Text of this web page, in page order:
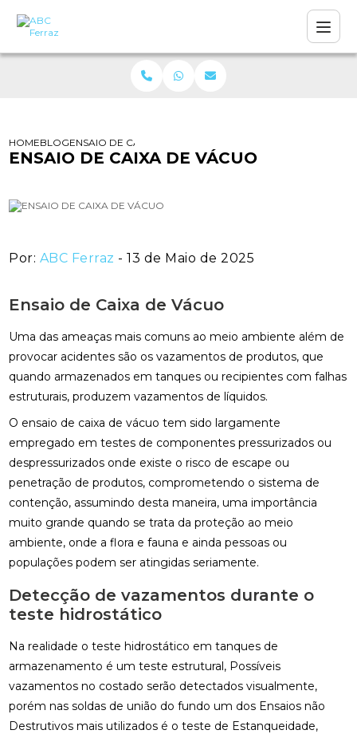
HOMEBLOGENSAIO DE CAIXA DE VÁCUO
ENSAIO DE CAIXA DE VÁCUO
Por: ABC Ferraz - 13 de Maio de 2025
Ensaio de Caixa de Vácuo
Uma das ameaças mais comuns ao meio ambiente além de
provocar acidentes são os vazamentos de produtos, que
quando armazenados em tanques ou recipientes com falhas
estruturais, produzem vazamentos de líquidos.
O ensaio de caixa de vácuo tem sido largamente
empregado em testes de componentes pressurizados ou
despressurizados onde existe o risco de escape ou
penetração de produtos, comprometendo o sistema de
contenção, assumindo desta maneira, uma importância
muito grande quando se trata da proteção ao meio
ambiente, onde a flora e fauna e ainda pessoas ou
populações podem ser atingidas seriamente.
Detecção de vazamentos durante o
teste hidrostático
Na realidade o teste hidrostático em tanques de
armazenamento é um teste estrutural, Possíveis
vazamentos no costado serão detectados visualmente,
porém nas soldas de união do fundo um dos Ensaios não
Destrutivos mais utilizados é o teste de Estanqueidade,